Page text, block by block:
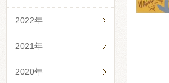
2022年
2021年
2020年